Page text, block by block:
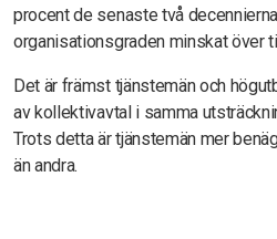
procent de senaste två
organisationsgraden minskat över
Det är främst tjänstemän och
av kollektivavtal i samma
Trots detta är tjänstemän mer
än andra.